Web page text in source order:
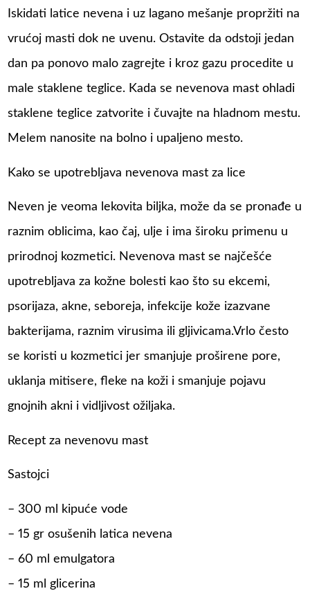
Iskidati latice nevena i uz lagano mešanje propržiti na
vrućoj masti dok ne uvenu. Ostavite da odstoji jedan
dan pa ponovo malo zagrejte i kroz gazu procedite u
male staklene teglice. Kada se nevenova mast ohladi
staklene teglice zatvorite i čuvajte na hladnom mestu.
Melem nanosite na bolno i upaljeno mesto.
Kako se upotrebljava nevenova mast za lice
Neven je veoma lekovita biljka, može da se pronađe u
raznim oblicima, kao čaj, ulje i ima široku primenu u
prirodnoj kozmetici. Nevenova mast se najčešće
upotrebljava za kožne bolesti kao što su ekcemi,
psorijaza, akne, seboreja, infekcije kože izazvane
bakterijama, raznim virusima ili gljivicama.Vrlo često
se koristi u kozmetici jer smanjuje proširene pore,
uklanja mitisere, fleke na koži i smanjuje pojavu
gnojnih akni i vidljivost ožiljaka.
Recept za nevenovu mast
Sastojci
– 300 ml kipuće vode
– 15 gr osušenih latica nevena
– 60 ml emulgatora
– 15 ml glicerina